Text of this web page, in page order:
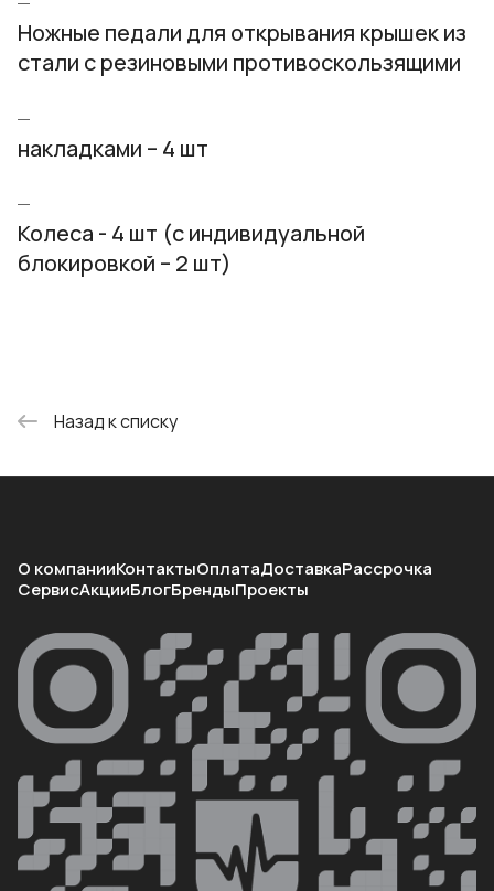
Ножные педали для открывания крышек из
стали с резиновыми противоскользящими
накладками – 4 шт
Колеса - 4 шт (с индивидуальной
блокировкой – 2 шт)
Назад к списку
О компанииКонтактыОплатаДоставкаРассрочка
СервисАкцииБлогБрендыПроекты